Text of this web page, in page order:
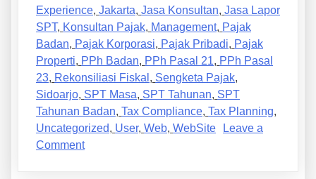
Experience, Jakarta, Jasa Konsultan, Jasa Lapor
SPT, Konsultan Pajak, Management, Pajak
Badan, Pajak Korporasi, Pajak Pribadi, Pajak
Properti, PPh Badan, PPh Pasal 21, PPh Pasal
23, Rekonsiliasi Fiskal , Sengketa Pajak,
Sidoarjo, SPT Masa, SPT Tahunan, SPT
Tahunan Badan, Tax Compliance, Tax Planning,
Uncategorized, User, Web, WebSite
Leave a
Comment